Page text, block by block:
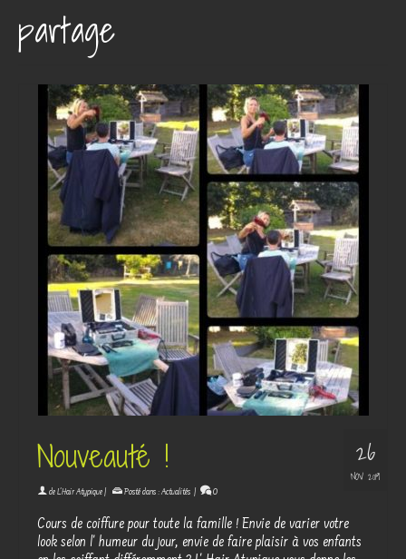
partage
26
NOV 2019
Nouveauté !
deL'Hair Atypique| Posté dans :Actualités | 0
Cours de coiffure pour toute la famille ! Envie de varier votre
look selon l' humeur du jour, envie de faire plaisir à vos enfants